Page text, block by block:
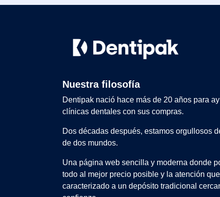
Nuestra filosofía
Dentipak nació hace más de 20 años para
clínicas dentales con sus compras.
Dos décadas después, estamos orgullosos
de dos mundos.
Una página web sencilla y moderna donde
todo al mejor precio posible y la atención
caracterizado a un depósito tradicional